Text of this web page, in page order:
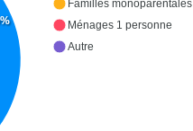
Familles monoparentales
Ménages 1 personne
Autre